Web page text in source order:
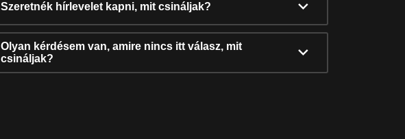
Szeretnék hírlevelet kapni, mit csináljak?
Olyan kérdésem van, amire nincs itt válasz, mit
csináljak?